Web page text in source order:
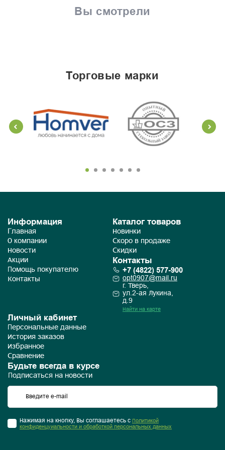
Вы смотрели
торговые марки
Информация
Главная
О компании
Новости
Акции
Помощь покупателю
Контакты
Каталог товаров
Новинки
Скоро в продаже
Скидки
Контакты
+7 (4822) 577-900
opt0907@mail.ru
г. Тверь,
ул.2-ая Лукина,
д.9
Найти на карте
Личный кабинет
Персональные данные
История заказов
Избранное
Сравнение
Будьте всегда в курсе
Подписаться на новости
Нажимая на кнопку, Вы соглашаетесь с Политикой
конфиденцуиальности и обработкой персональных данных